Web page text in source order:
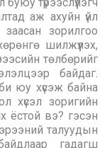
аж ахуйн үйл
зорилгоо
шилжүүлэх,
төлбөрийг
байдаг.
юу хүсэж байна
хүсэл зоригийн
ёстой вэ? гэсэн
талуудын
гадагш